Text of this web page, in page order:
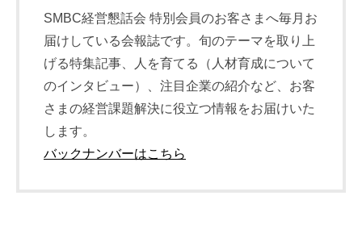
SMBC経営懇話会 特別会員のお客さまへ毎月お
届けしている会報誌です。旬のテーマを取り上
げる特集記事、人を育てる（人材育成について
のインタビュー）、注目企業の紹介など、お客
さまの経営課題解決に役立つ情報をお届けいた
します。
バックナンバーはこちら